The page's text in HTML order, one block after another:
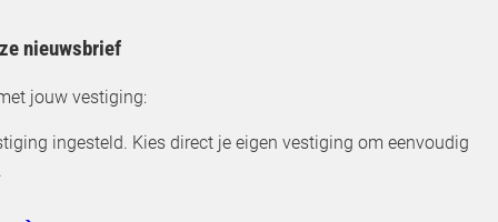
nieuwsbrief
jouw vestiging:
ingesteld. Kies direct je eigen vestiging om eenvoudig